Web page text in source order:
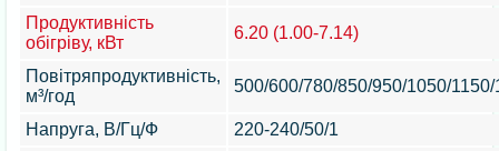
Продуктивність
обігріву, кВт
6.20 (1.00-7.14)
Повітряпродуктивність,
м³/год
500/600/780/850/950/1050/
Напруга, В/Гц/Ф
220-240/50/1